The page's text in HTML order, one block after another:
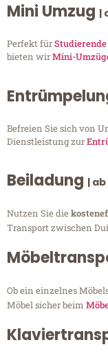
Mini Umzug |
Perfekt fürStudierende
bieten wirMini-
Befreien Sie sich von
Dienstleistung zur
Beiladung |
Nutzen Sie die
Transport zwischen
Ob ein einzelnes
Möbel sicher beim